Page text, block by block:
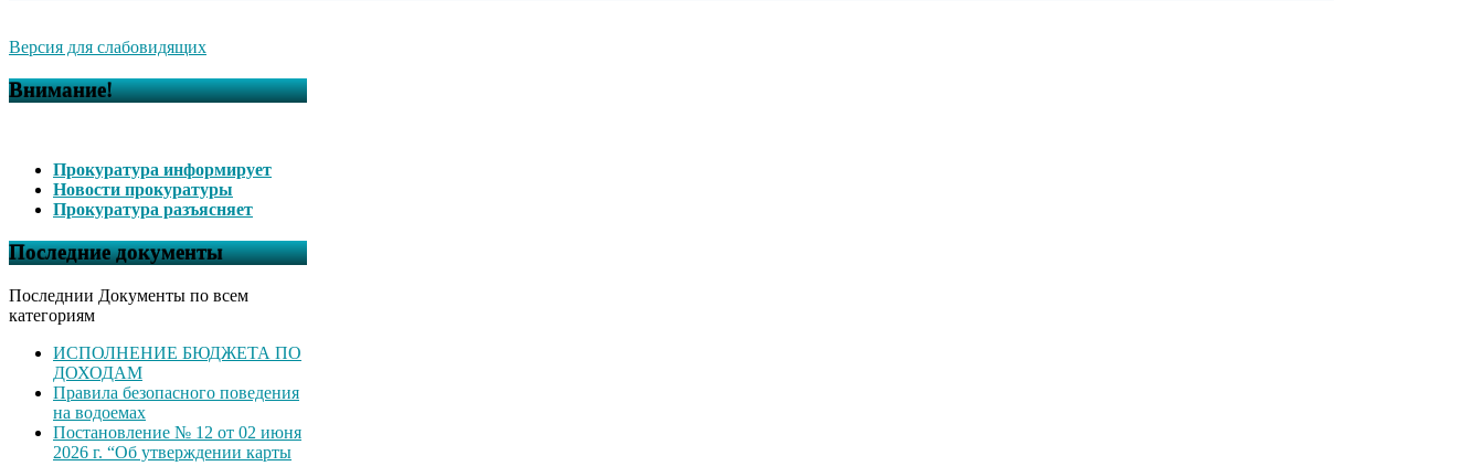
Версия для слабовидящих
Внимание!
Прокуратура информирует
Новости прокуратуры
Прокуратура разъясняет
Последние документы
Последнии Документы по всем
категориям
ИСПОЛНЕНИЕ БЮДЖЕТА ПО
ДОХОДАМ
Правила безопасного поведения
на водоемах
Постановление № 12 от 02 июня
2026 г. “Об утверждении карты